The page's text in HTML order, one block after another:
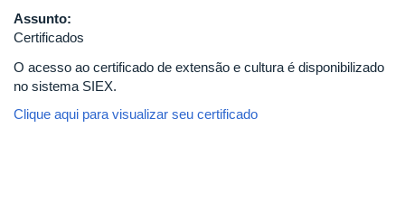
Assunto:
Certificados
O acesso ao certificado de extensão e cultura é disponibilizado
no sistema SIEX.
Clique aqui para visualizar seu certificado